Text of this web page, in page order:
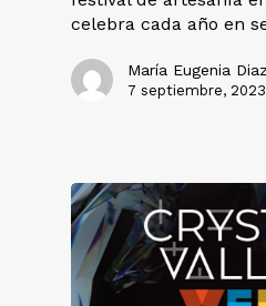
celebra cada año en
María Eugenia
7 septiembre, 2023